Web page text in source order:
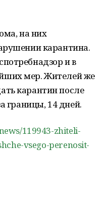
на них
карантина.
и в
мер. Жителей же
карантин после
границы, 14 дней.
119943-zhiteli-
vsego-perenosit-